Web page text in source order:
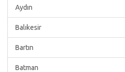
Aydın
Balıkesir
Bartın
Batman